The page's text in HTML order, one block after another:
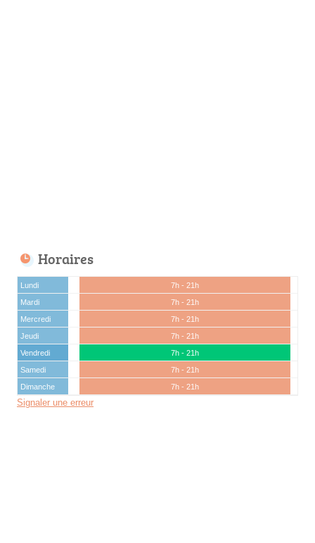
Horaires
Lundi
7h - 21h
Mardi
7h - 21h
Mercredi
7h - 21h
Jeudi
7h - 21h
Vendredi
7h - 21h
Samedi
7h - 21h
Dimanche
7h - 21h
Signaler une erreur